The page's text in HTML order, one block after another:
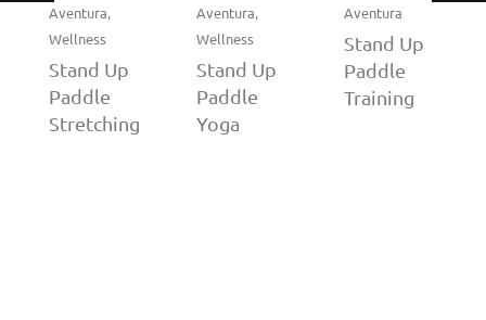
Aventura,
Wellness
Stand Up
Paddle
Stretching
Aventura,
Wellness
Stand Up
Paddle
Yoga
Aventura
Stand Up
Paddle
Training